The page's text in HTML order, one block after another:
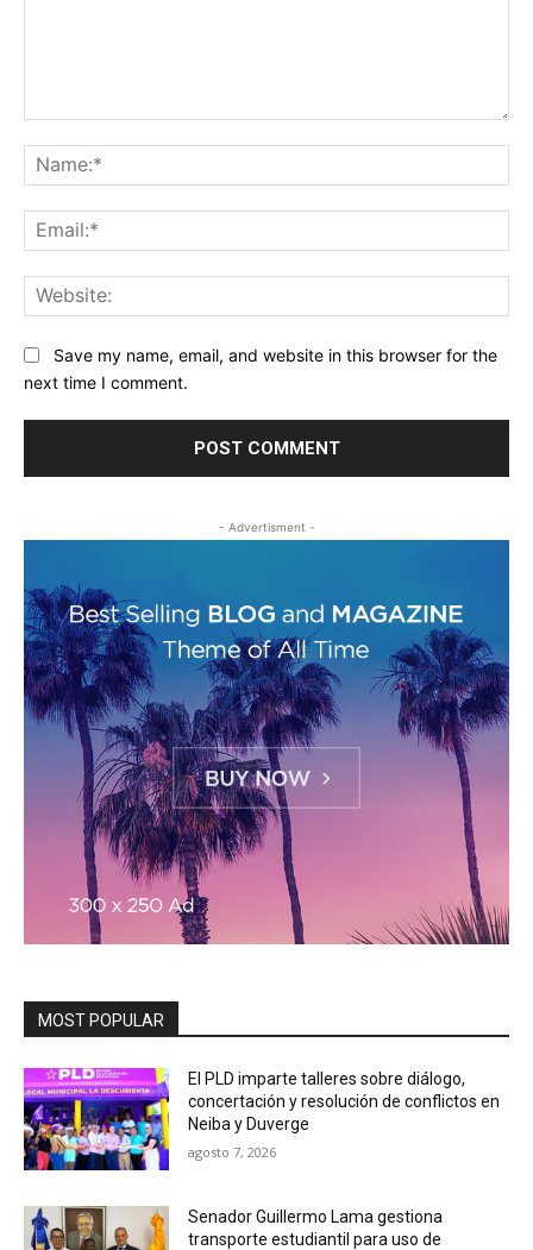
Save my name, email, and website in this browser for the
next time I comment.
- Advertisment -
MOST POPULAR
El PLD imparte talleres sobre diálogo,
concertación y resolución de conflictos en
Neiba y Duverge
agosto 7, 2026
Senador Guillermo Lama gestiona
transporte estudiantil para uso de